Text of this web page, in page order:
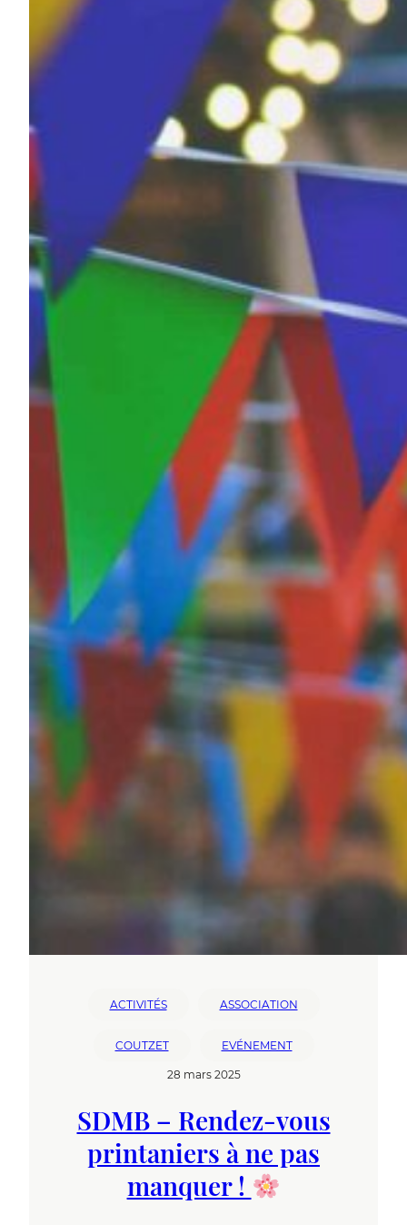
ACTIVITÉS ASSOCIATION
COUTZET EVÉNEMENT
28 mars 2025
SDMB – Rendez-vous
printaniers à ne pas
manquer !